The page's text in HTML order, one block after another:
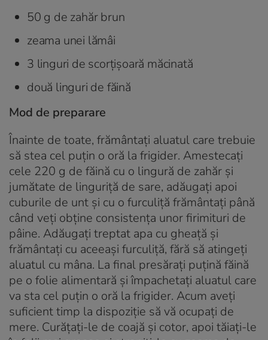
50 g de zahăr brun
zeama unei lămâi
3 linguri de scorţişoară măcinată
două linguri de făină
Mod de preparare
Înainte de toate, frământaţi aluatul care trebuie
să stea cel puţin o oră la frigider. Amestecaţi
cele 220 g de făină cu o lingură de zahăr şi
jumătate de linguriţă de sare, adăugaţi apoi
cuburile de unt şi cu o furculiţă frământaţi până
când veţi obţine consistenţa unor firimituri de
pâine. Adăugaţi treptat apa cu gheaţă şi
frământaţi cu aceeaşi furculiţă, fără să atingeţi
aluatul cu mâna. La final presăraţi puţină făină
pe o folie alimentară şi împachetaţi aluatul care
va sta cel puţin o oră la frigider. Acum aveţi
suficient timp la dispoziţie să vă ocupaţi de
mere. Curăţaţi-le de coajă şi cotor, apoi tăiaţi-le